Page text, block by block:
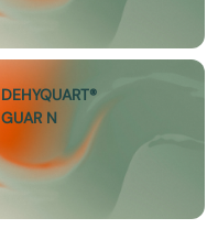
DEHYQUART®
GUAR N